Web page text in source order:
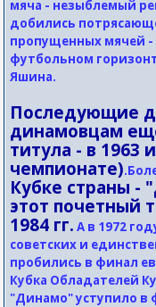
мяча - незыблемый
добились
пропущенных мячей -
футбольном
Яшина.
Последующие
динамовцам
титула - в 1963
чемпионате)
Кубке страны -
этот почетный
1984 гг. А в 1972
советских и
пробились в финал
Кубка Обладателей
"Динамо" уступило в